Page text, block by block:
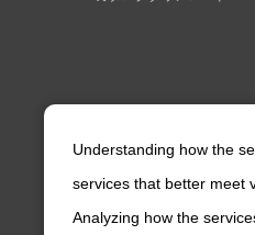
Understanding how the
services that better meet
Analyzing how the